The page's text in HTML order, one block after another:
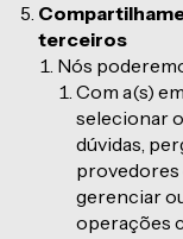
terceiros
Nós
Com a(s)
selecionar
dúvidas,
provedores
gerenciar
operações